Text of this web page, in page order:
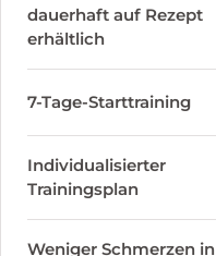
dauerhaft auf Rezept
erhältlich
7-Tage-Starttraining
Individualisierter
Trainingsplan
Weniger Schmerzen in